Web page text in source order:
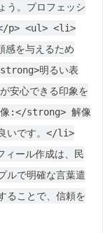
う。プロフェッシ
</p> <ul> <li>
を与えるため
明るい表
安心できる印象を
:</strong> 解像
良いです。</li>
ール作成は、民
ルで明確な言葉遣
ることで、信頼を